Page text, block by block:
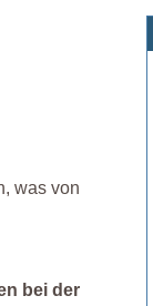
was von
bei der